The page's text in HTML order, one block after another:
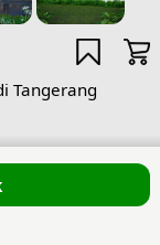
Tangerang